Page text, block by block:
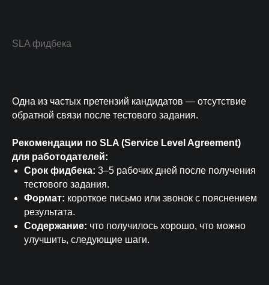
SLA фидбека
Одна из частых претензий кандидатов — отсутствие
обратной связи после тестового задания.
Рекомендации по SLA (Service Level Agreement)
для работодателей:
Срок фидбека: 3–5 рабочих дней после получения
тестового задания.
Формат: короткое письмо или звонок с пояснением
результата.
Содержание: что получилось хорошо, что можно
улучшить, следующие шаги.